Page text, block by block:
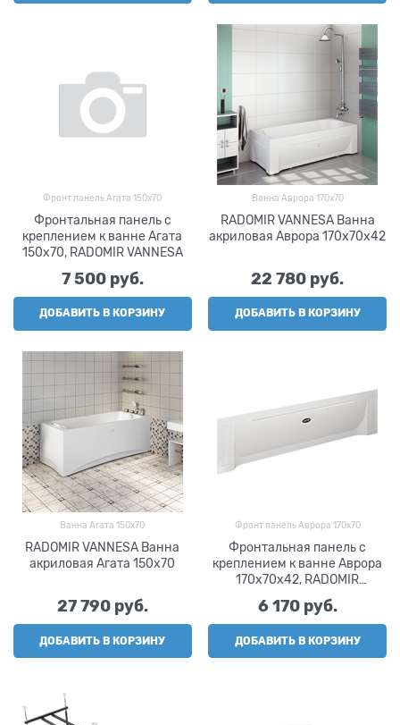
Фронт панель Агата 150х70
Фронтальная панель с
креплением к ванне Агата
150х70, RADOMIR VANNESA
7 500 руб.
ДОБАВИТЬ В КОРЗИНУ
Ванна Аврора 170х70
RADOMIR VANNESA Ванна
акриловая Аврора 170х70х42
22 780 руб.
ДОБАВИТЬ В КОРЗИНУ
Ванна Агата 150х70
RADOMIR VANNESA Ванна
акриловая Агата 150х70
27 790 руб.
ДОБАВИТЬ В КОРЗИНУ
Фронт панель Аврора 170х70
Фронтальная панель с
креплением к ванне Аврора
170х70х42, RADOMIR
6 170 руб.
ДОБАВИТЬ В КОРЗИНУ